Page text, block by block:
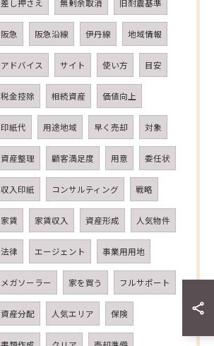
差し押さえ 無剰余取消 旧耐震基準
阪急 阪急沿線 伊丹線 地域情報
アドバイス サイト 使い方 目安
税金控除 相続資産 価値向上
印紙代 用途地域 早く売却 対象
資産整理 顧客満足度 用意 委任状
収入印紙 コンサルティング 戦略
家賃 家賃収入 資産形成 人気物件
法律 エージェント 事業用用地
メガソーラー 家を買う フルサポート
資産分配 人気エリア 保険